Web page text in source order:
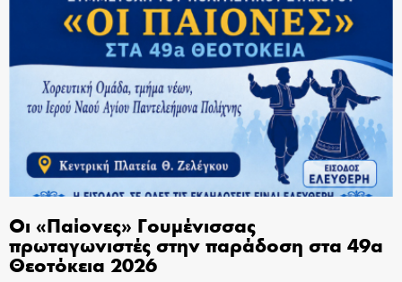
Οι «Παίονες» Γουμένισσας
πρωταγωνιστές στην παράδοση στα 49α
Θεοτόκεια 2026